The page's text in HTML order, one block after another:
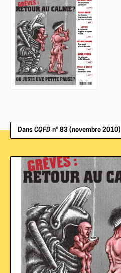
Dans CQFD n° 83 (novembre 2010)